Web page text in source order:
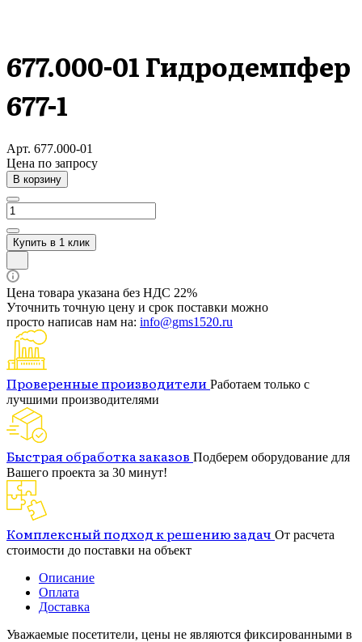
677.000-01 Гидродемпфер
677-1
Арт. 677.000-01
Цена по запросу
В корзину
Купить в 1 клик
Цена товара указана без НДС 22%
Уточнить точную цену и срок поставки можно
просто написав нам на: info@gms1520.ru
Проверенные производители Работаем только с
лучшими производителями
Быстрая обработка заказов Подберем оборудование для
Вашего проекта за 30 минут!
Комплексный подход к решению задач От расчета
стоимости до поставки на объект
Описание
Оплата
Доставка
Уважаемые посетители, цены не являются фиксированными в